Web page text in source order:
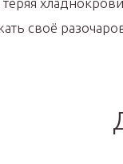
своё